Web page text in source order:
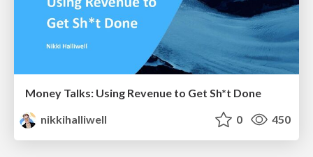
Money Talks: Using Revenue to Get Sh*t Done
nikkihalliwell
0 450